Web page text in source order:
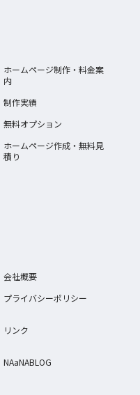
ホームページ制作・料金案
内
制作実績
無料オプション
ホームページ作成・無料見
積り
会社概要
プライバシーポリシー
リンク
NAaNABLOG